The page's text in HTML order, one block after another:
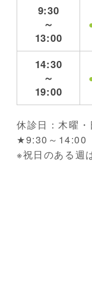
9:30
～
13:00
14:30
～
19:00
休診日：木曜
★9:30～14:00
※祝日のある週